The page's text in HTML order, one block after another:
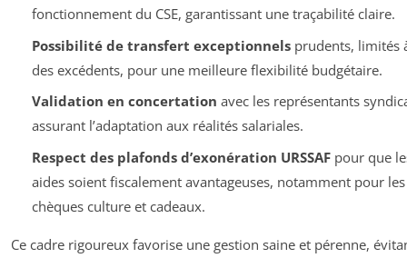
fonctionnement du CSE, garantissant une traçabilité claire.
Possibilité de transfert exceptionnelsprudents, limités
des excédents, pour une meilleure flexibilité budgétaire.
Validation en concertation avec les représentants
assurant l’adaptation aux réalités salariales.
Respect des plafonds d’exonération URSSAFpour que
aides soient fiscalement avantageuses, notamment pour les
chèques culture et cadeaux.
Ce cadre rigoureux favorise une gestion saine et pérenne,